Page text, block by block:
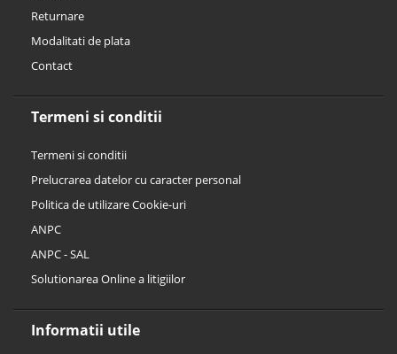
Returnare
Modalitati de plata
Contact
Termeni si conditii
Termeni si conditii
Prelucrarea datelor cu caracter personal
Politica de utilizare Cookie-uri
ANPC
ANPC - SAL
Solutionarea Online a litigiilor
Informatii utile